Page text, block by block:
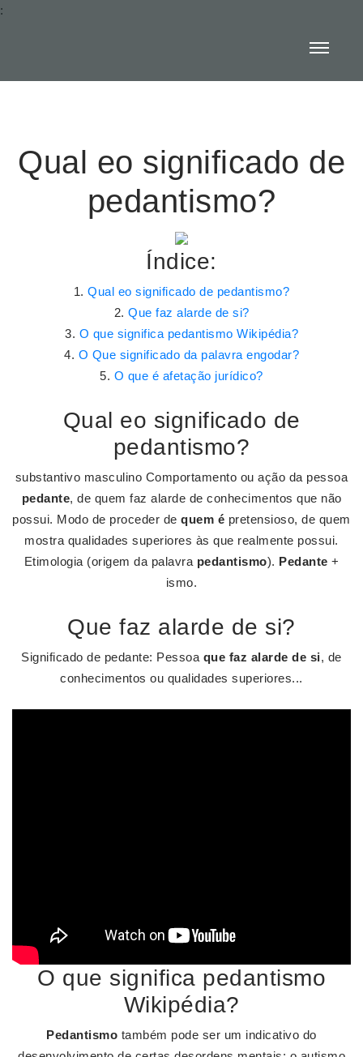
:
Qual eo significado de
pedantismo?
Índice:
Qual eo significado de pedantismo?
Que faz alarde de si?
O que significa pedantismo Wikipédia?
O Que significado da palavra engodar?
O que é afetação jurídico?
Qual eo significado de
pedantismo?
substantivo masculino Comportamento ou ação da pessoa
pedante, de quem faz alarde de conhecimentos que não
possui. Modo de proceder dequem é pretensioso, de quem
mostra qualidades superiores às que realmente possui.
Etimologia (origem da palavra pedantismo). Pedante +
ismo.
Que faz alarde de si?
Significado de pedante: Pessoa que faz alarde de si, de
conhecimentos ou qualidades superiores...
O que significa pedantismo
Wikipédia?
Pedantismo também pode ser um indicativo do